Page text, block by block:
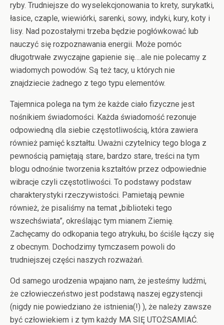
ryby. Trudniejsze do wyselekcjonowania to krety, surykatki,
łasice, czaple, wiewiórki, sarenki, sowy, indyki, kury, koty i
lisy. Nad pozostałymi trzeba będzie pogłówkować lub
nauczyć się rozpoznawania energii. Może pomóc
długotrwałe zwyczajne gapienie się….ale nie polecamy z
wiadomych powodów. Są też tacy, u których nie
znajdziecie żadnego z tego typu elementów.
Tajemnica polega na tym że każde ciało fizyczne jest
nośnikiem świadomości. Każda świadomość rezonuje
odpowiedną dla siebie częstotliwością, która zawiera
również pamięć kształtu. Uważni czytelnicy tego bloga z
pewnością pamiętają stare, bardzo stare, treści na tym
blogu odnośnie tworzenia kształtów przez odpowiednie
wibracje czyli częstotliwości. To podstawy podstaw
charakterystyki rzeczywistości. Pamietają pewnie
również, że pisaliśmy na temat „biblioteki tego
wszechświata”, określając tym mianem Ziemię.
Zachęcamy do odkopania tego atrykułu, bo ściśle łączy się
z obecnym. Dochodzimy tymczasem powoli do
trudniejszej części naszych rozważań.
Od samego urodzenia wpajano nam, że jesteśmy ludźmi,
że człowieczeństwo jest podstawą naszej egzystencji
(nigdy nie powiedziano że istnienia(!) ), że należy zawsze
być człowiekiem i z tym każdy MA SIĘ UTOŻSAMIAĆ.